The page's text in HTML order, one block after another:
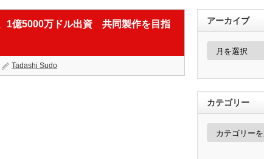
1億5000万ドル出資 共同製作を目指
Tadashi Sudo
アーカイブ
ア
ブ
カテゴリー
カ